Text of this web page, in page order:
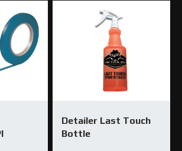
Detailer Last Touch
Bottle